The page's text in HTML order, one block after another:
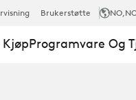
Brukerstøtte NO
KjøpProgramvare Og